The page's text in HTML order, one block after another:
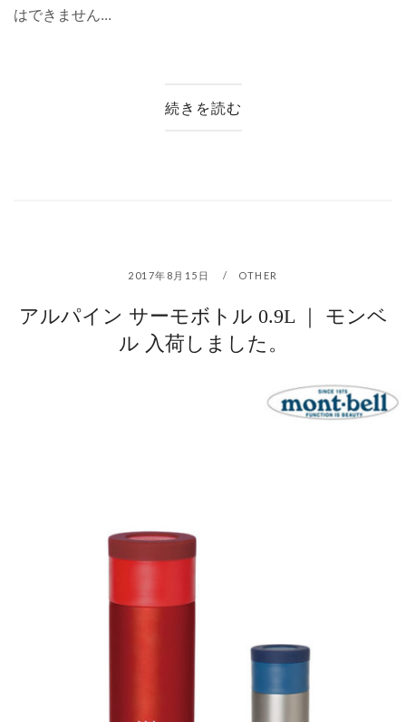
はできません...
続きを読む
2017年8月15日 OTHER
アルパイン サーモボトル 0.9L ｜ モンベ
ル 入荷しました。